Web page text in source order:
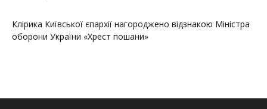
Клірика Київської єпархії нагороджено відзнакою Міністра
оборони України «Хрест пошани»